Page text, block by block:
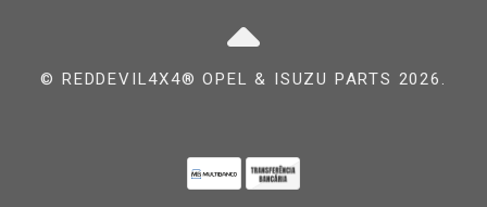
© REDDEVIL4X4® OPEL & ISUZU PARTS 2026.